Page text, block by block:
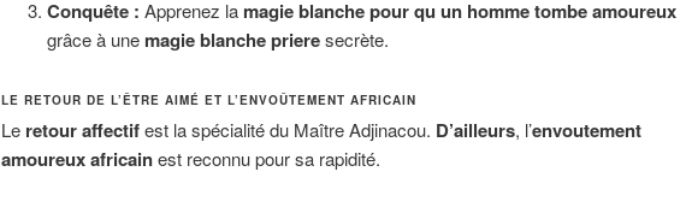
Conquête : Apprenez la magie blanche pour qu un homme tombe amoureux
grâce à une magie blanche prieresecrète.
LE RETOUR DE L’ÊTRE AIMÉ ET L’ENVOÛTEMENT AFRICAIN
Le retour affectifest la spécialité du Maître Adjinacou. D’ailleurs, l’envoutement
amoureux africainest reconnu pour sa rapidité.